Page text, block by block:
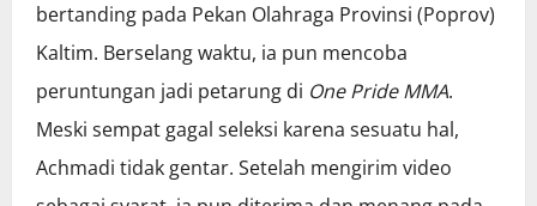
bertanding pada Pekan Olahraga Provinsi (Poprov)
Kaltim. Berselang waktu, ia pun mencoba
peruntungan jadi petarung di One Pride MMA.
Meski sempat gagal seleksi karena sesuatu hal,
Achmadi tidak gentar. Setelah mengirim video